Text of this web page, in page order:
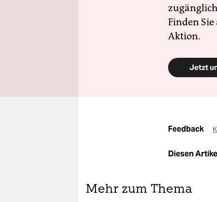
Finden
Aktion.
Jetzt
Feedback
Diesen
Mehr zum Thema